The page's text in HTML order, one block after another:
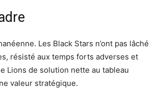
Les Black Stars n’ont pas lâché
résisté aux temps forts adverses et
Lions de solution nette au tableau
valeur stratégique.